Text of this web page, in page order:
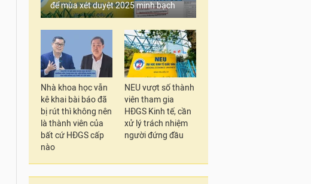
để mùa xét duyệt 2025 minh bạch
Nhà khoa học vẫn
kê khai bài báo đã
bị rút thì không nên
là thành viên của
bất cứ HĐGS cấp
nào
NEU vượt số thành
viên tham gia
HĐGS Kinh tế, cần
xử lý trách nhiệm
người đứng đầu